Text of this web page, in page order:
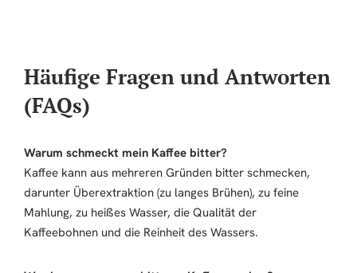
Häufige Fragen und Antworten
(FAQs)
Warum schmeckt mein Kaffee bitter?
Kaffee kann aus mehreren Gründen bitter schmecken,
darunter Überextraktion (zu langes Brühen), zu feine
Mahlung, zu heißes Wasser, die Qualität der
Kaffeebohnen und die Reinheit des Wassers.